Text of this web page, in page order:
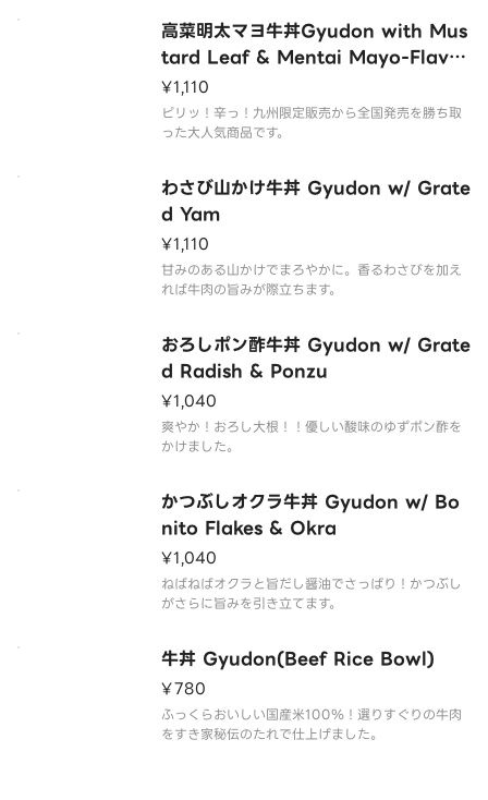
高菜明太マヨ牛丼Gyudon with Mus
tard Leaf & Mentai Mayo-Flavor
Sauce
¥1,110
ピリッ！辛っ！九州限定販売から全国発売を勝ち取
った大人気商品です。
わさび山かけ牛丼 Gyudon w/ Grate
d Yam
¥1,110
甘みのある山かけでまろやかに。香るわさびを加え
れば牛肉の旨みが際立ちます。
おろしポン酢牛丼 Gyudon w/ Grate
d Radish & Ponzu
¥1,040
爽やか！おろし大根！！優しい酸味のゆずポン酢を
かけました。
かつぶしオクラ牛丼 Gyudon w/ Bo
nito Flakes & Okra
¥1,040
ねばねばオクラと旨だし醤油でさっぱり！かつぶし
がさらに旨みを引き立てます。
牛丼 Gyudon(Beef Rice Bowl)
¥780
ふっくらおいしい国産米100％！選りすぐりの牛肉
をすき家秘伝のたれで仕上げました。